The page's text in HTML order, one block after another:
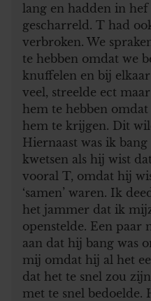
lang en hadden in hef
gescharreld. T had
verbroken. We
te hebben omdat we
knuffelen en bij
veel, streelde ect
hem te hebben
hem te krijgen. Dit
Hiernaast was ik
kwetsen als hij wist
vooral T, omdat hij
‘samen’ waren. Ik
het jammer dat ik
openstelde. Een paar
aan dat hij bang was
mij omdat hij al het
dat het te snel zou
met te snel bedoelde.